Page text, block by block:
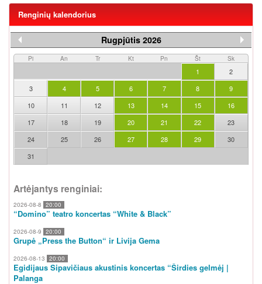
Renginių kalendorius
Rugpjūtis 2026
Pi An Tr Kt Pn Št Sk
1
2
3
4 5 6 7 8
9
10
11 12 13 14 15
16
17
18 19 20 21 22
23
24
25 26 27 28 29
30
31
Artėjantys renginiai:
2026-08-8 20:00
“Domino” teatro koncertas “White & Black”
2026-08-9 20:00
Grupė „Press the Button“ ir Livija Gema
2026-08-13 20:00
Egidijaus Sipavičiaus akustinis koncertas “Širdies gelmėj |
Palanga